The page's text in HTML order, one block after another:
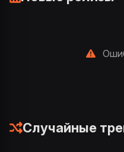
Случайные